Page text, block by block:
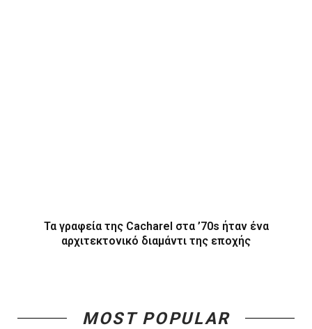
Τα γραφεία της Cacharel στα ’70s ήταν ένα
αρχιτεκτονικό διαμάντι της εποχής
MOST POPULAR